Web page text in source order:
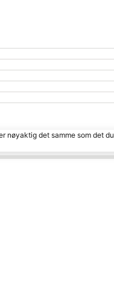
nøyaktig det samme som det du